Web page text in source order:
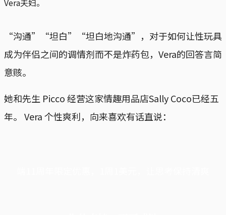
“沟通”“坦白”“坦白地沟通”，对于如何让性玩具
成为伴侣之间的调情剂而不是炸药包，Vera的回答言简
意赅。
她和先生 Picco 经营这家情趣用品店Sally Coco已经五
年。 Vera 个性爽利，向来喜欢有话直说：